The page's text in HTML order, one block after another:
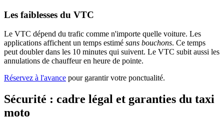
Les faiblesses du VTC
Le VTC dépend du trafic comme n'importe quelle voiture. Les
applications affichent un temps estimé sans bouchons. Ce temps
peut doubler dans les 10 minutes qui suivent. Le VTC subit aussi les
annulations de chauffeur en heure de pointe.
Réservez à l'avance pour garantir votre ponctualité.
Sécurité : cadre légal et garanties du taxi
moto